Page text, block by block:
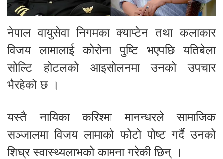
नेपाल वायुसेवा निगमका क्याप्टेन तथा कलाकार
विजय लामालाई कोरोना पुष्टि भएपछि यतिबेला
सोल्टि होटलको आइसोलनमा उनको उपचार
भैरहेको छ ।
यस्तै नायिका करिश्मा मानन्धरले सामाजिक
सञ्जालमा विजय लामाको फोटो पोष्ट गर्दै उनको
शिघ्र स्वास्थ्यलाभको कामना गरेकी छिन् ।